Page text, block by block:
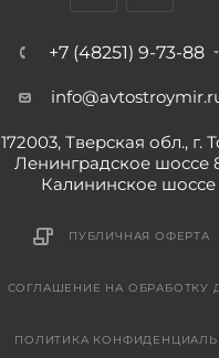
+7 (48251) 9-73-88
172003, Тверская обл., г.
Ленинградское шоссе
Калининское шоссе
ПУБЛИЧНАЯ ОФЕРТА
СОГЛАШЕНИЕ НА ОБРАБОТКУ
ПОЛИТИКА